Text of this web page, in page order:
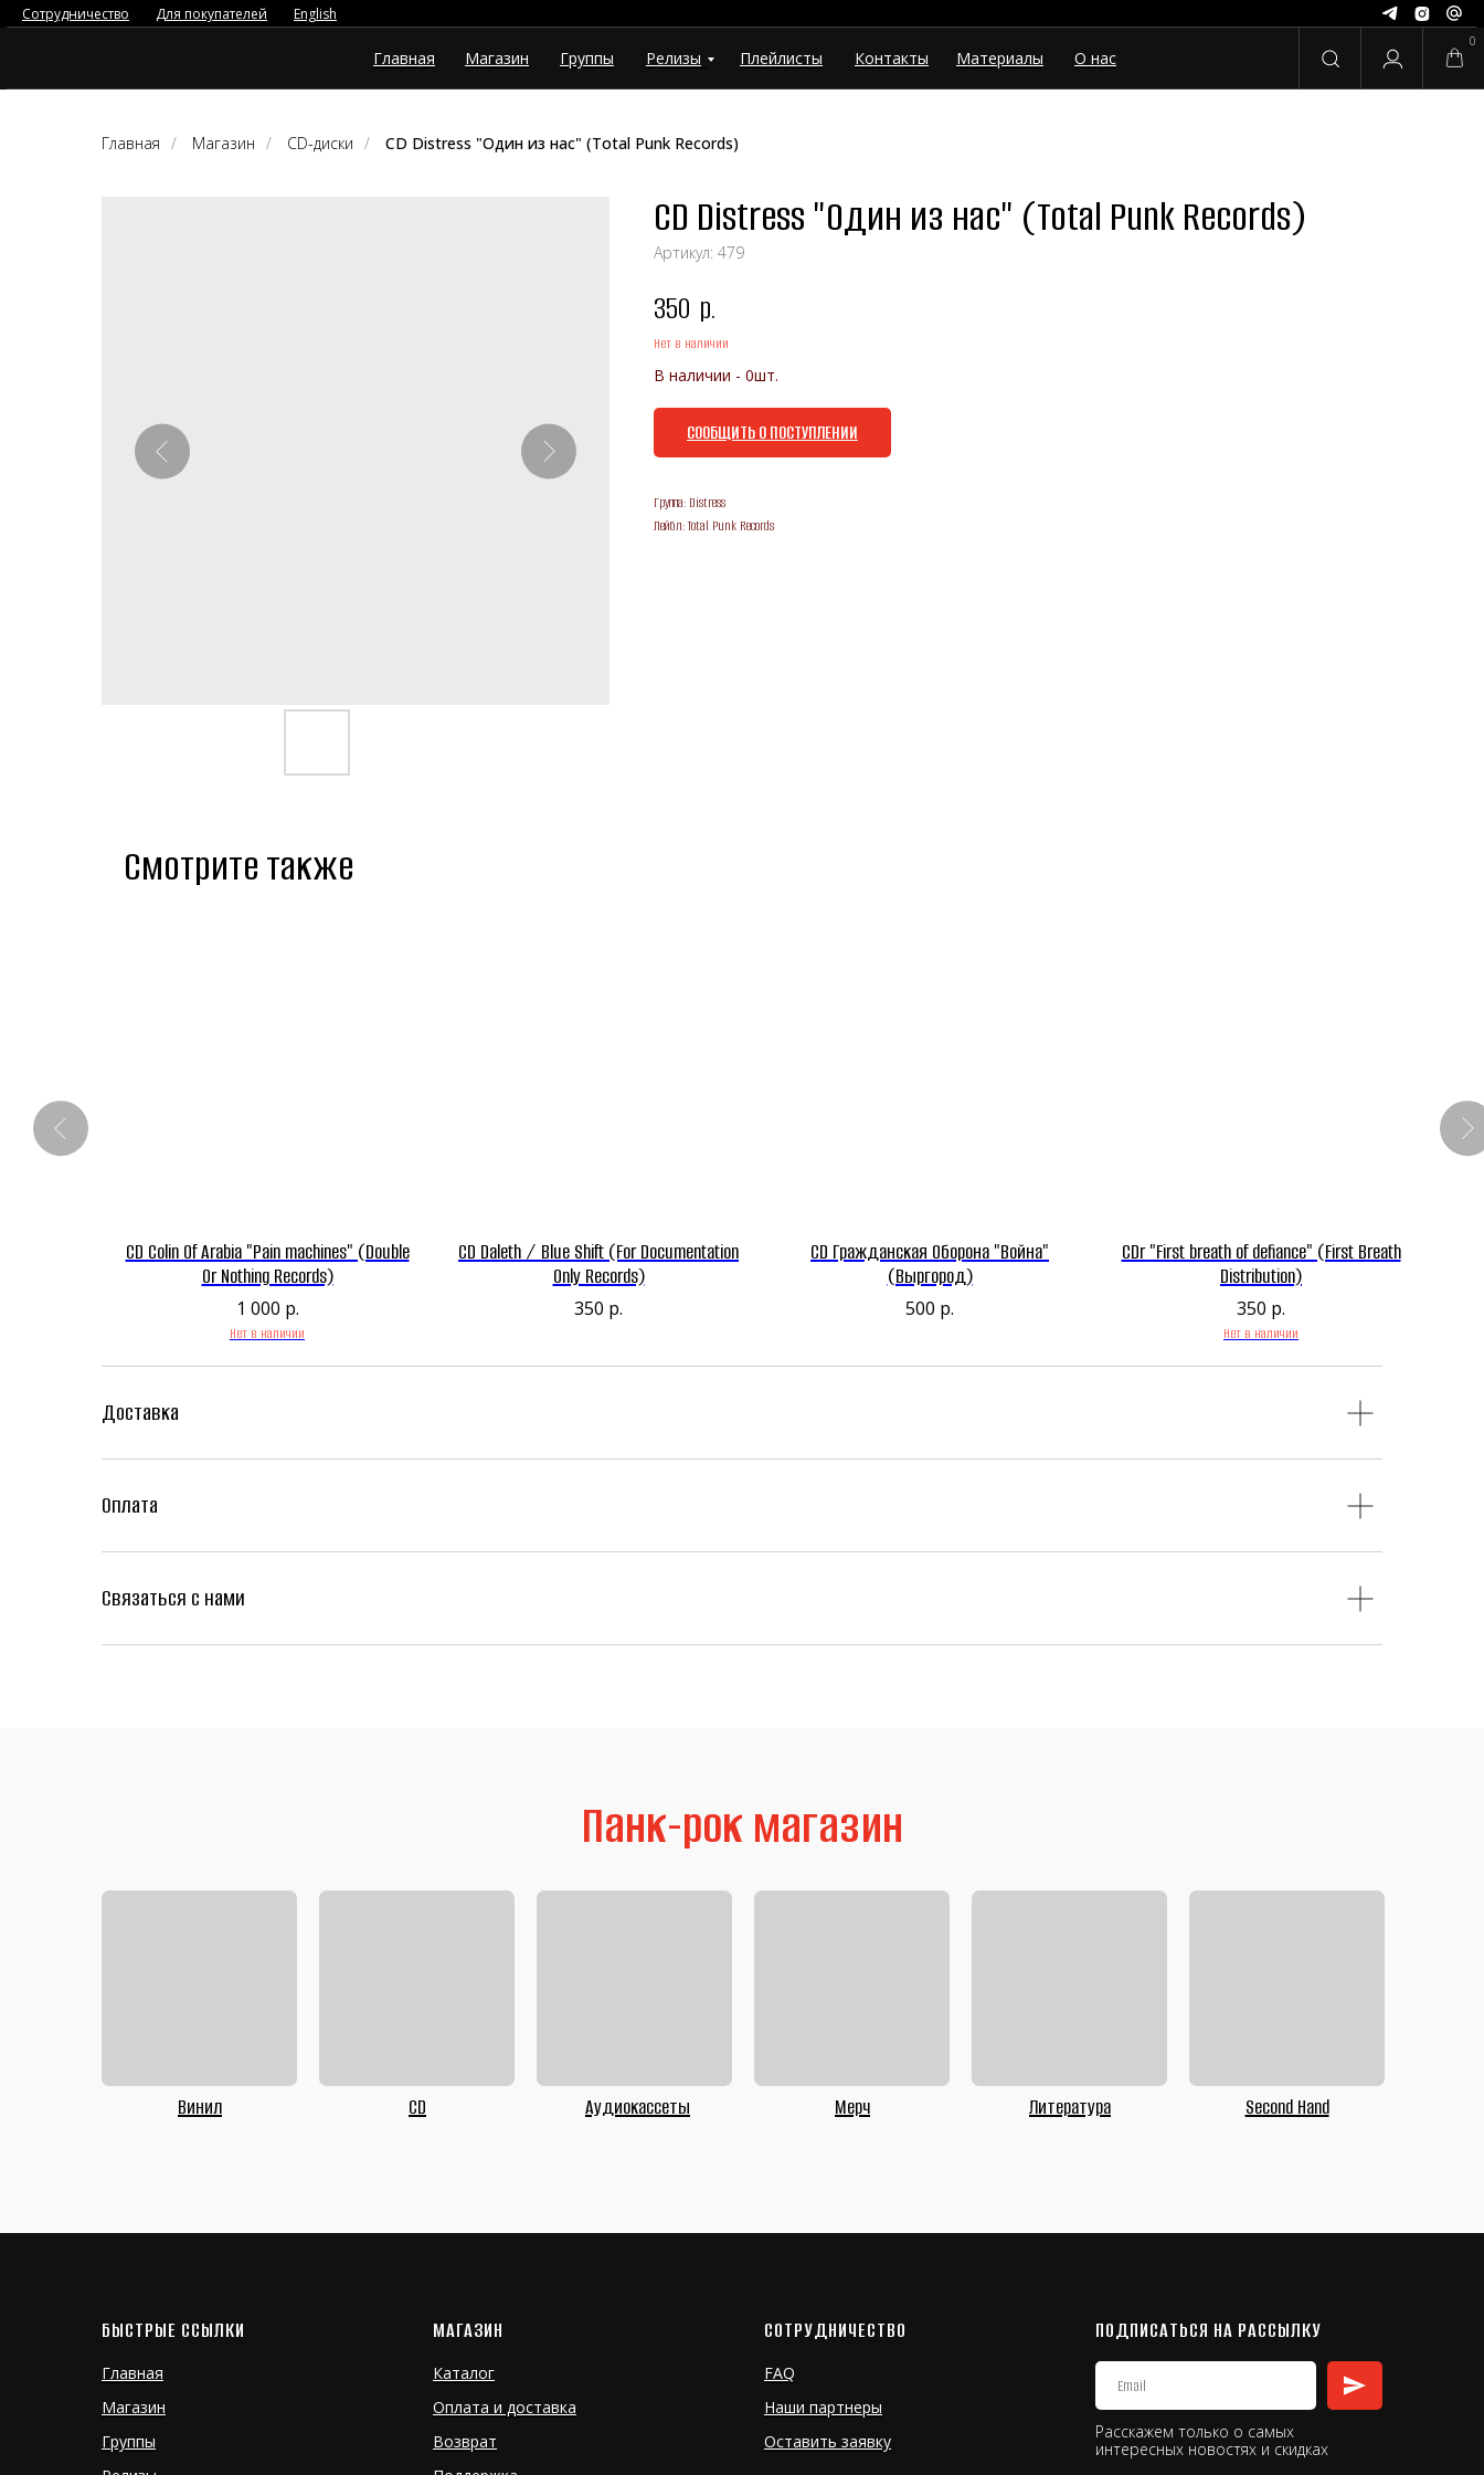
0
Главная Магазин Группы Релизы Плейлисты Контакты Материалы О нас
Сотрудничество Для покупателей English
Главная / Магазин / CD-диски / CD Distress "Один из нас" (Total Punk Records)
CD Distress "Один из нас" (Total Punk Records)
Артикул: 479
350 р.
Нет в наличии
В наличии - 0шт.
СООБЩИТЬ О ПОСТУПЛЕНИИ
Группа: Distress
Лейбл: Total Punk Records
Смотрите также
CD Colin Of Arabia "Pain machines" (Double
Or Nothing Records)
1 000 р.
Нет в наличии
CD Daleth / Blue Shift (For Documentation
Only Records)
350 р.
CD Гражданская Оборона "Война"
(Выргород)
500 р.
CDr "First breath of defiance" (First Breath
Distribution)
350 р.
Нет в наличии
Доставка
Оплата
Связаться с нами
Винил CD Аудиокассеты Мерч Литература Second Hand
Панк-рок магазин
БЫСТРЫЕ ССЫЛКИ
Главная
Магазин
Группы
МАГАЗИН
Каталог
Оплата и доставка
Возврат
СОТРУДНИЧЕСТВО
FAQ
Наши партнеры
Оставить заявку
ПОДПИСАТЬСЯ НА РАССЫЛКУ
Расскажем только о самых
интересных новостях и скидках